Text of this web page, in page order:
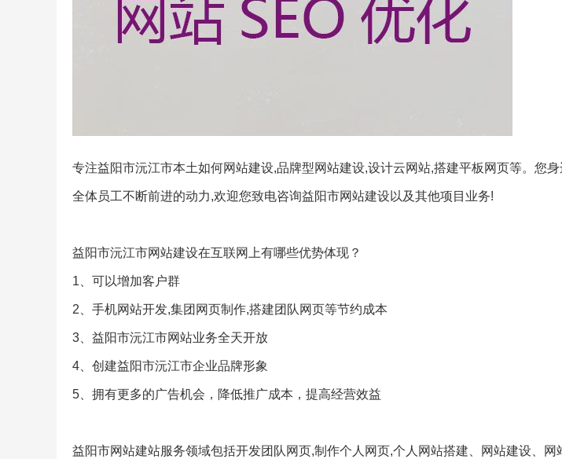
专注益阳市沅江市本土如何网站建设,品牌型网站建设,设计云网站,搭建平板网页等。您
全体员工不断前进的动力,欢迎您致电咨询益阳市网站建设以及其他项目业务!
益阳市沅江市网站建设在互联网上有哪些优势体现？
1、可以增加客户群
2、手机网站开发,集团网页制作,搭建团队网页等节约成本
3、益阳市沅江市网站业务全天开放
4、创建益阳市沅江市企业品牌形象
5、拥有更多的广告机会，降低推广成本，提高经营效益
益阳市网站建站服务领域包括开发团队网页,制作个人网页,个人网站搭建、网站建设、